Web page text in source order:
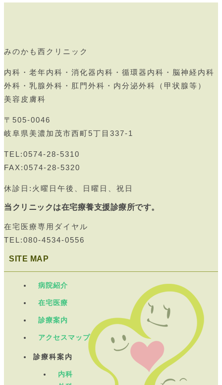
みのかも西クリニック
内科・老年内科・消化器内科・循環器内科・脳神経内科
外科・乳腺外科・肛門外科・内分泌外科（甲状腺等）
美容皮膚科
〒505-0046
岐阜県美濃加茂市西町5丁目337-1
TEL:0574-28-5310
FAX:0574-28-5320
休診日:火曜日午後、日曜日、祝日
当クリニックは在宅療養支援診療所です。
在宅医療専用ダイヤル
TEL:080-4534-0556
SITE MAP
病院紹介
在宅医療
診療案内
アクセスマップ
診療科案内
内科